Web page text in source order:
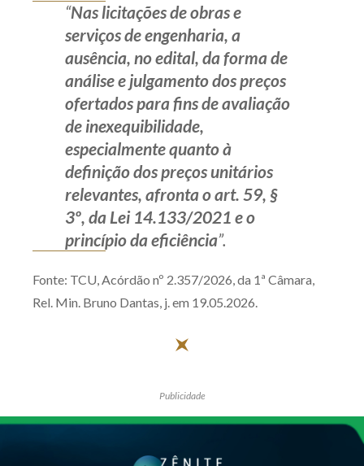
“Nas licitações de obras e
serviços de engenharia, a
ausência, no edital, da forma de
análise e julgamento dos preços
ofertados para fins de avaliação
de inexequibilidade,
especialmente quanto à
definição dos preços unitários
relevantes, afronta o art. 59, §
3º, da Lei 14.133/2021 e o
princípio da eficiência”.
Fonte: TCU, Acórdão nº 2.357/2026, da 1ª Câmara,
Rel. Min. Bruno Dantas, j. em 19.05.2026.
Publicidade